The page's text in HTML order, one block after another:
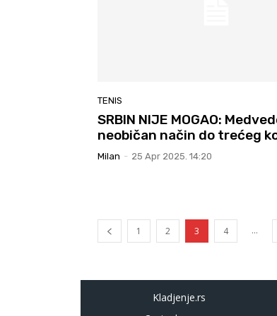
TENIS
SRBIN NIJE MOGAO:
neobičan način do trećeg
Milan - 25 Apr 2025. 14:20
1 2 3 4 ...
Kladjenje.rs